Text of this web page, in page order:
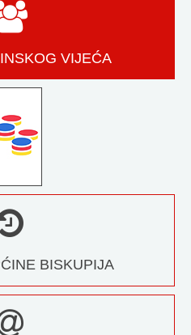
VIJEĆA
BISKUPIJA